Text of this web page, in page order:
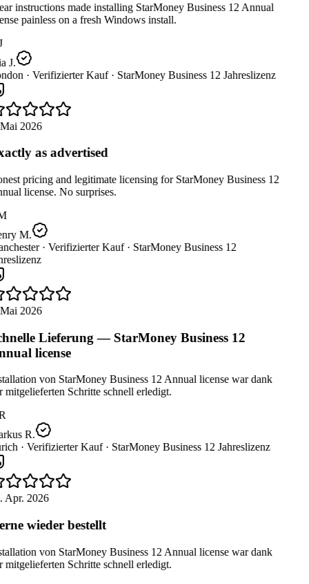
instructions made installing StarMoney Business 12 Annual
painless on a fresh Windows install.
J.
· Verifizierter Kauf · StarMoney Business 12 Jahreslizenz
2026
as advertised
pricing and legitimate licensing for StarMoney Business 12
license. No surprises.
M.
· Verifizierter Kauf · StarMoney Business 12
2026
Lieferung — StarMoney Business 12
license
von StarMoney Business 12 Annual license war dank
mitgelieferten Schritte schnell erledigt.
R.
· Verifizierter Kauf · StarMoney Business 12 Jahreslizenz
Apr. 2026
wieder bestellt
von StarMoney Business 12 Annual license war dank
mitgelieferten Schritte schnell erledigt.